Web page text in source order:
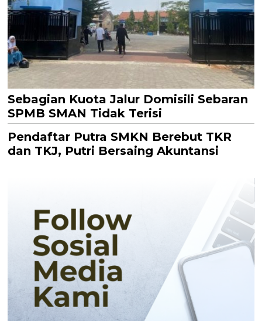
Sebagian Kuota Jalur Domisili Sebaran
SPMB SMAN Tidak Terisi
Pendaftar Putra SMKN Berebut TKR
dan TKJ, Putri Bersaing Akuntansi